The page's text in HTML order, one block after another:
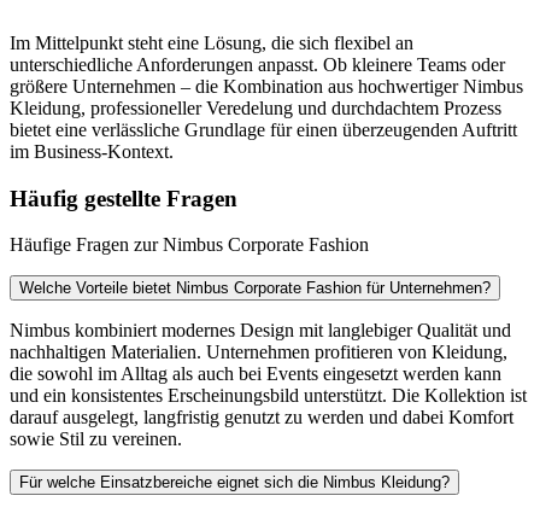
Im Mittelpunkt steht eine Lösung, die sich flexibel an
unterschiedliche Anforderungen anpasst. Ob kleinere Teams oder
größere Unternehmen – die Kombination aus hochwertiger Nimbus
Kleidung, professioneller Veredelung und durchdachtem Prozess
bietet eine verlässliche Grundlage für einen überzeugenden Auftritt
im Business-Kontext.
Häufig gestellte Fragen
Häufige Fragen zur Nimbus Corporate Fashion
Welche Vorteile bietet Nimbus Corporate Fashion für Unternehmen?
Nimbus kombiniert modernes Design mit langlebiger Qualität und
nachhaltigen Materialien. Unternehmen profitieren von Kleidung,
die sowohl im Alltag als auch bei Events eingesetzt werden kann
und ein konsistentes Erscheinungsbild unterstützt. Die Kollektion ist
darauf ausgelegt, langfristig genutzt zu werden und dabei Komfort
sowie Stil zu vereinen.
Für welche Einsatzbereiche eignet sich die Nimbus Kleidung?